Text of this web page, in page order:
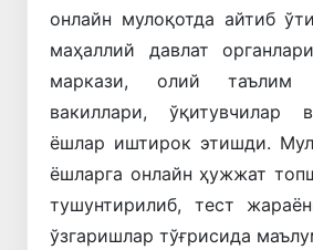
онлайн мулоқотда айтиб
маҳаллий давлат
маркази, олий таълим
вакиллари, ўқитувчилар
ёшлар иштирок этишди.
ёшларга онлайн ҳужжат
тушунтирилиб, тест
ўзгаришлар тўғрисида